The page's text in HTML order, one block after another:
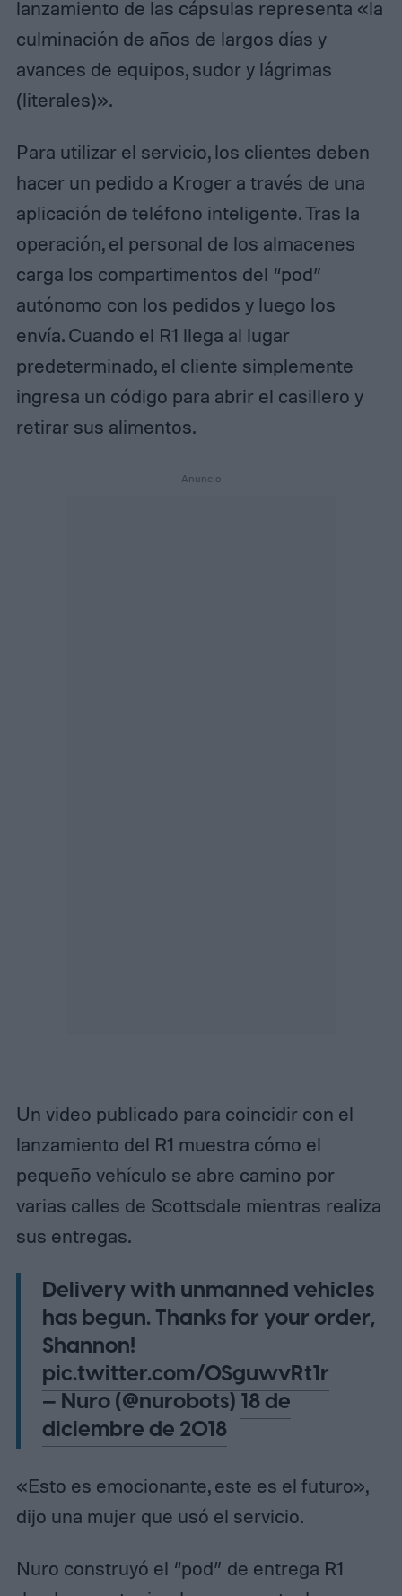
lanzamiento de las cápsulas representa «la
culminación de años de largos días y
avances de equipos, sudor y lágrimas
(literales)».
Para utilizar el servicio, los clientes deben
hacer un pedido a Kroger a través de una
aplicación de teléfono inteligente. Tras la
operación, el personal de los almacenes
carga los compartimentos del “pod”
autónomo con los pedidos y luego los
envía. Cuando el R1 llega al lugar
predeterminado, el cliente simplemente
ingresa un código para abrir el casillero y
retirar sus alimentos.
Un video publicado para coincidir con el
lanzamiento del R1 muestra cómo el
pequeño vehículo se abre camino por
varias calles de Scottsdale mientras realiza
sus entregas.
Delivery with unmanned vehicles
has begun. Thanks for your order,
Shannon!
pic.twitter.com/0SguwvRt1r
— Nuro (@nurobots) 18 de
diciembre de 2018
«Esto es emocionante, este es el futuro»,
dijo una mujer que usó el servicio.
Nuro construyó el “pod” de entrega R1